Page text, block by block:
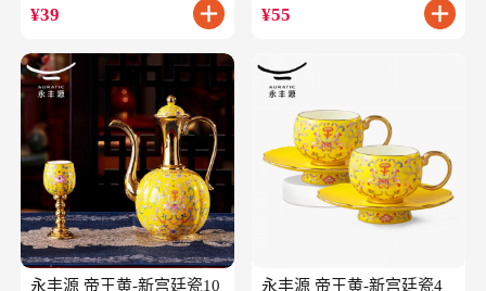
成分
¥39
元
¥55
永丰源 帝王黄-新宫廷瓷10
永丰源 帝王黄-新宫廷瓷4